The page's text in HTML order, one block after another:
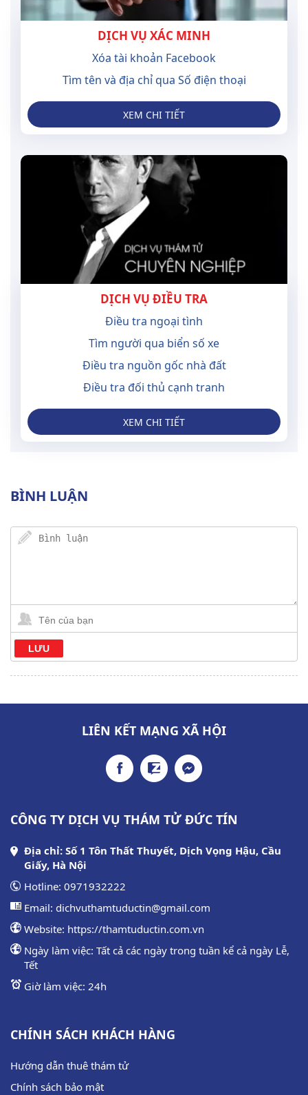
DỊCH VỤ XÁC MINH
Xóa tài khoản Facebook
Tìm tên và địa chỉ qua Số điện thoại
XEM CHI TIẾT
DỊCH VỤ ĐIỀU TRA
Điều tra ngoại tình
Tìm người qua biển số xe
Điều tra nguồn gốc nhà đất
Điều tra đối thủ cạnh tranh
XEM CHI TIẾT
BÌNH LUẬN
LIÊN KẾT MẠNG XÃ HỘI
CÔNG TY DỊCH VỤ THÁM TỬ ĐỨC TÍN
Địa chỉ: Số 1 Tôn Thất Thuyết, Dịch Vọng Hậu, Cầu
Giấy, Hà Nội
Hotline: 0971932222
Email: dichvuthamtuductin@gmail.com
Website: https://thamtuductin.com.vn
Ngày làm việc: Tất cả các ngày trong tuần kể cả ngày Lễ,
Tết
Giờ làm việc: 24h
CHÍNH SÁCH KHÁCH HÀNG
Hướng dẫn thuê thám tử
Chính sách bảo mật